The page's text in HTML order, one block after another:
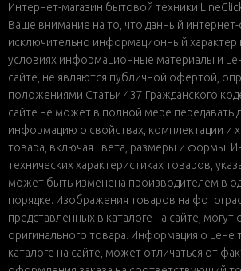
Интернет-магазин бытовой техники
Ваше внимание на то, что данный интернет-
исключительно информационный характер
условиях информационные материалы и
сайте, не являются публичной офертой,
положениями Статьи 437 Гражданского
сайте не может в полной мере передавать
информацию о свойствах, комплектации и
товара, включая цвета, размеры и формы.
технических характеристиках товаров,
может быть изменена производителем в
порядке. Изображения товаров на
представленных в каталоге на сайте, могут
оригинального товара. Информация о цене
каталоге на сайте, может отличаться от